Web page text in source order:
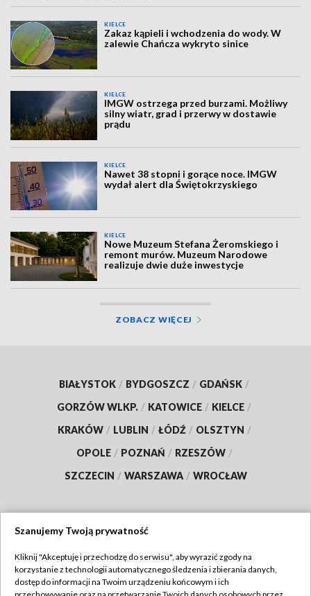
KIELCE
Zakaz kąpieli i wchodzenia do wody. W
zalewie Chańcza wykryto sinice
KIELCE
IMGW ostrzega przed burzami. Możliwy
silny wiatr, grad i przerwy w dostawie
prądu
KIELCE
Nawet 38 stopni i gorące noce. IMGW
wydał alert dla Świętokrzyskiego
KIELCE
Nowe Muzeum Stefana Żeromskiego i
remont murów. Muzeum Narodowe
realizuje dwie duże inwestycje
ZOBACZ WIĘCEJ
BIAŁYSTOK / BYDGOSZCZ / GDAŃSK /
GORZÓW WLKP. / KATOWICE / KIELCE /
KRAKÓW / LUBLIN / ŁÓDŹ / OLSZTYN /
OPOLE / POZNAŃ / RZESZÓW /
SZCZECIN / WARSZAWA / WROCŁAW
TVP
Szanujemy Twoją prywatność
Kliknij "Akceptuję i przechodzę do serwisu", aby wyrazić zgody na
korzystanie z technologii automatycznego śledzenia i zbierania danych,
dostęp do informacji na Twoim urządzeniu końcowym i ich